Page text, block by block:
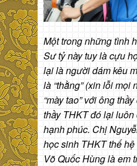
Một trong những tình
Sư tỷ này tuy là cựu
lại là người dám kêu
là “thằng” (xin lỗi
“mày tao” với ông
thầy THKT đó lại
hạnh phúc. Chị
học sinh THKT thế
Võ Quốc Hùng là em